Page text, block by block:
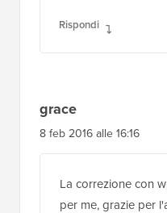
Rispondi
grace
8 feb 2016 alle 16:16
La correzione con
per me, grazie per